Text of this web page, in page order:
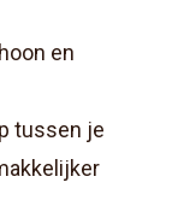
en
tussen je